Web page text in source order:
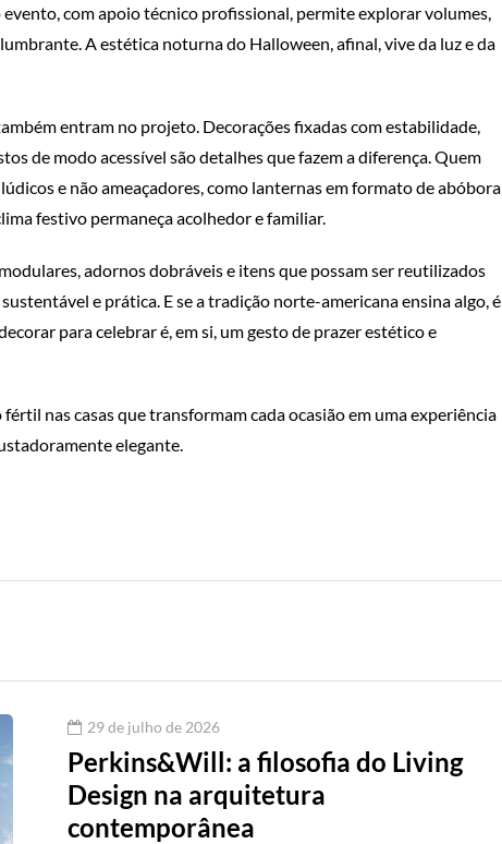
com apoio técnico profissional, permite explorar volumes,
A estética noturna do Halloween, afinal, vive da luz e da
entram no projeto. Decorações fixadas com estabilidade,
de modo acessível são detalhes que fazem a diferença. Quem
e não ameaçadores, como lanternas em formato de abóbora
festivo permaneça acolhedor e familiar.
adornos dobráveis e itens que possam ser reutilizados
e prática. E se a tradição norte-americana ensina algo, é
para celebrar é, em si, um gesto de prazer estético e
nas casas que transformam cada ocasião em uma experiência
elegante.
29 de julho de 2026
Perkins&Will: a filosofia do Living
Design na arquitetura
contemporânea